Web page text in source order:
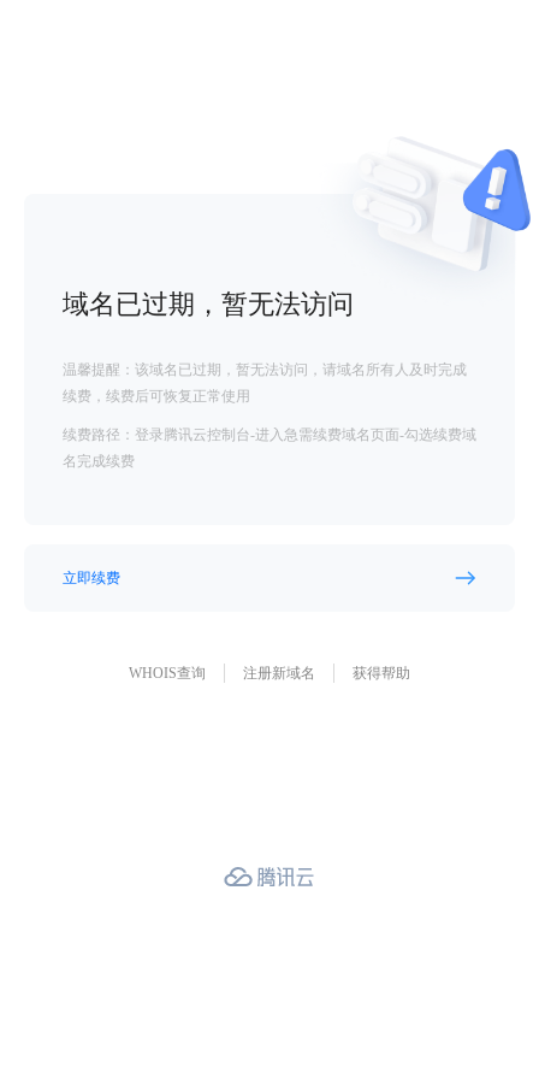
域名已过期，暂无法访问
温馨提醒：该域名已过期，暂无法访问，请域名所有人及时完成
续费，续费后可恢复正常使用
续费路径：登录腾讯云控制台-进入急需续费域名页面-勾选续费域
名完成续费
立即续费
WHOIS查询 注册新域名 获得帮助